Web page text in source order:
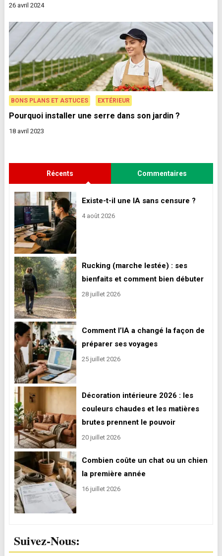
26 avril 2024
BONS PLANS ET ASTUCES EXTÉRIEUR
Pourquoi installer une serre dans son jardin ?
18 avril 2023
Récents Commentaires
Existe-t-il une IA sans censure ?
4 août 2026
Rucking (marche lestée) : ses
bienfaits et comment bien débuter
28 juillet 2026
Comment l’IA a changé la façon de
préparer ses voyages
25 juillet 2026
Décoration intérieure 2026 : les
couleurs chaudes et les matières
brutes prennent le pouvoir
20 juillet 2026
Combien coûte un chat ou un chien
la première année
16 juillet 2026
Suivez-Nous: